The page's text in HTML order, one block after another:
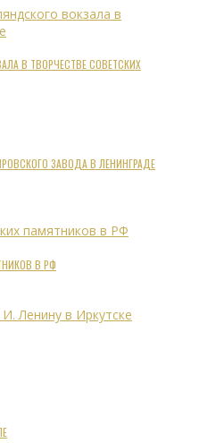
В ТВОРЧЕСТВЕ СОВЕТСКИХ
ЗАВОДА В ЛЕНИНГРАДЕ
В РФ